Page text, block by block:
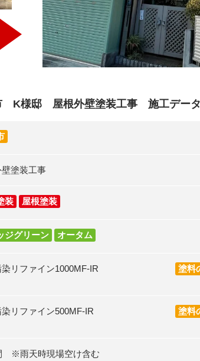
K様邸 屋根外壁塗装工事 施工データ
壁塗装工事
装 屋根塗装
ジグリーン オータム
リファイン1000MF-IR 塗料
リファイン500MF-IR 塗料
※雨天時現場空け含む